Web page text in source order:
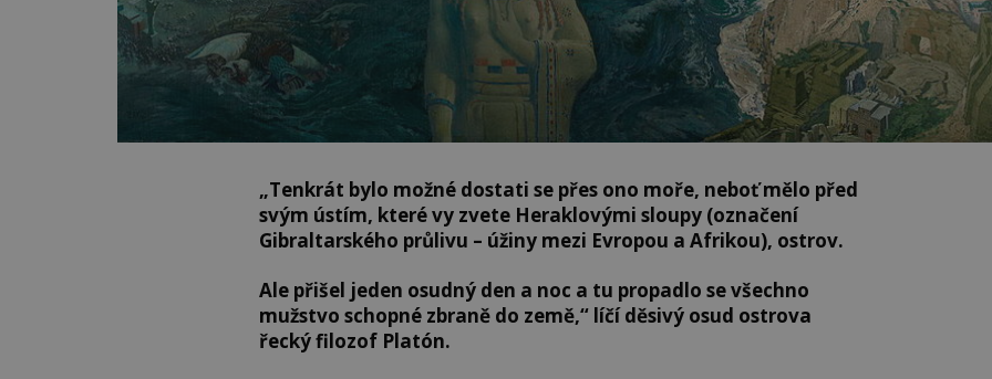
„Tenkrát bylo možné dostati se přes ono moře, neboť mělo před
svým ústím, které vy zvete Heraklovými sloupy (označení
Gibraltarského průlivu – úžiny mezi Evropou a Afrikou), ostrov.
Ale přišel jeden osudný den a noc a tu propadlo se všechno
mužstvo schopné zbraně do země,“ líčí děsivý osud ostrova
řecký filozof Platón.